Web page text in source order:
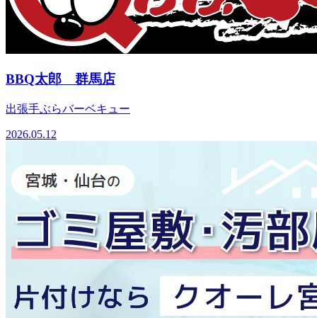
BBQ太郎 群馬店
出張手ぶらバーベキュー
2026.05.12